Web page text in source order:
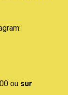
ou sur